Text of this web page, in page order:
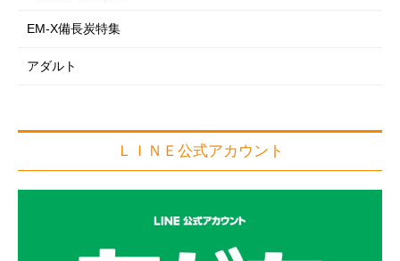
EM-X備長炭特集
アダルト
ＬＩＮＥ公式アカウント